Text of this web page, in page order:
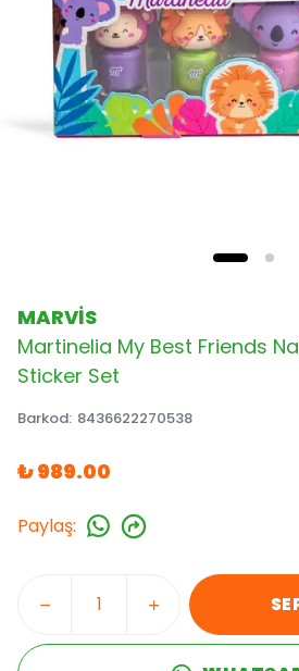
MARVİS
Martinelia My Best Friends
Sticker Set
Barkod: 8436622270538
₺ 989.00
Paylaş: